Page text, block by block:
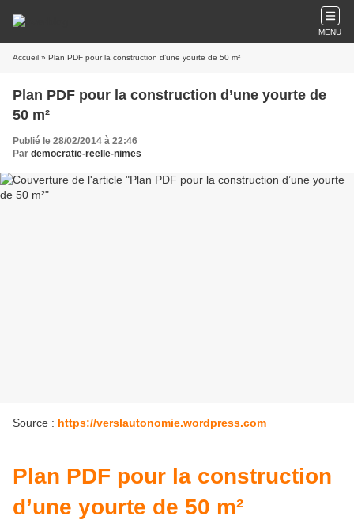
MENU
Accueil » Plan PDF pour la construction d’une yourte de 50 m²
Plan PDF pour la construction d’une yourte de
50 m²
Publié le 28/02/2014 à 22:46
Par democratie-reelle-nimes
Source : https://verslautonomie.wordpress.com
Plan PDF pour la construction
d’une yourte de 50 m²